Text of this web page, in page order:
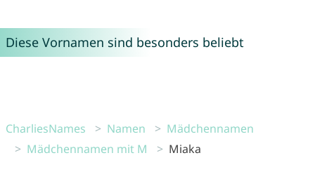
Diese Vornamen sind besonders beliebt
CharliesNames Namen
Mädchennamen
Mädchennamen mit M
Miaka